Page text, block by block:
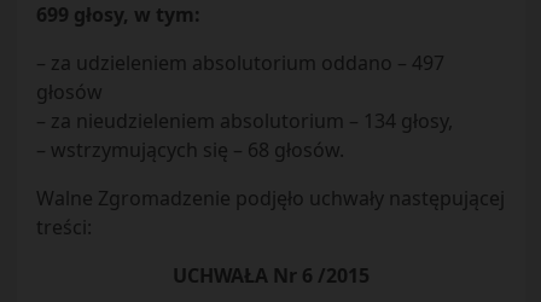
699 głosy, w tym:
– za udzieleniem absolutorium oddano – 497
głosów
– za nieudzieleniem absolutorium – 134 głosy,
– wstrzymujących się – 68 głosów.
Walne Zgromadzenie podjęło uchwały następującej
treści:
UCHWAŁA Nr 6 /2015